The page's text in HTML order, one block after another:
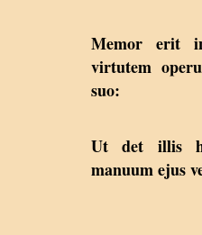
Memor erit
virtutem
suo:
Ut det illis
manuum ejus